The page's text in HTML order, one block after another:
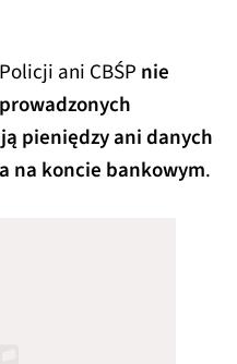
ani CBŚP nie
pieniędzy ani danych
na koncie bankowym.